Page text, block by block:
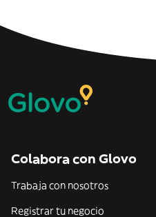
Colabora con Glovo
Trabaja con nosotros
Registrar tu negocio